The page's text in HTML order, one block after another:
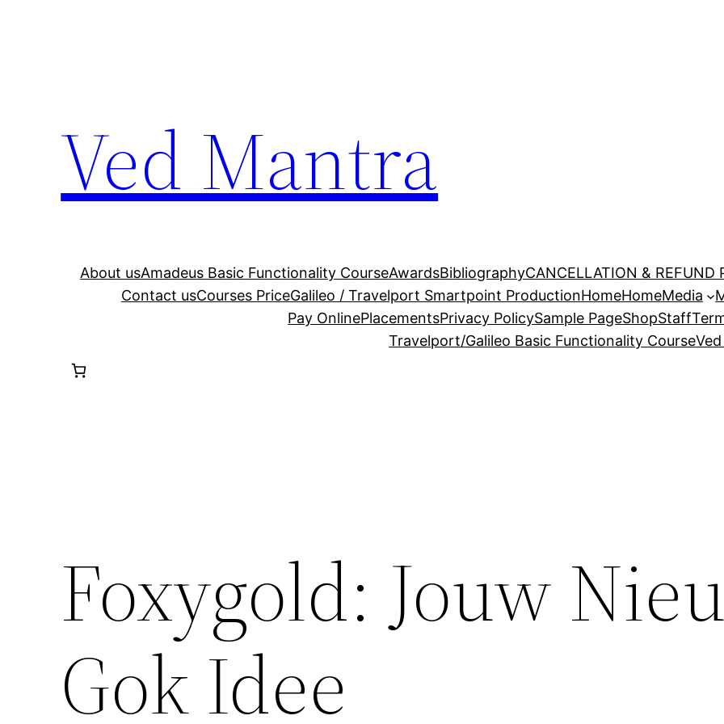
Ved Mantra
About usAmadeus Basic Functionality CourseAwardsBibliographyCANCELLATION & REFUND
Contact usCourses PriceGalileo / Travelport Smartpoint ProductionHomeHomeMedia
Pay OnlinePlacementsPrivacy PolicySample PageShopStaff
Travelport/Galileo Basic Functionality Course
Foxygold: Jouw
Gok Idee